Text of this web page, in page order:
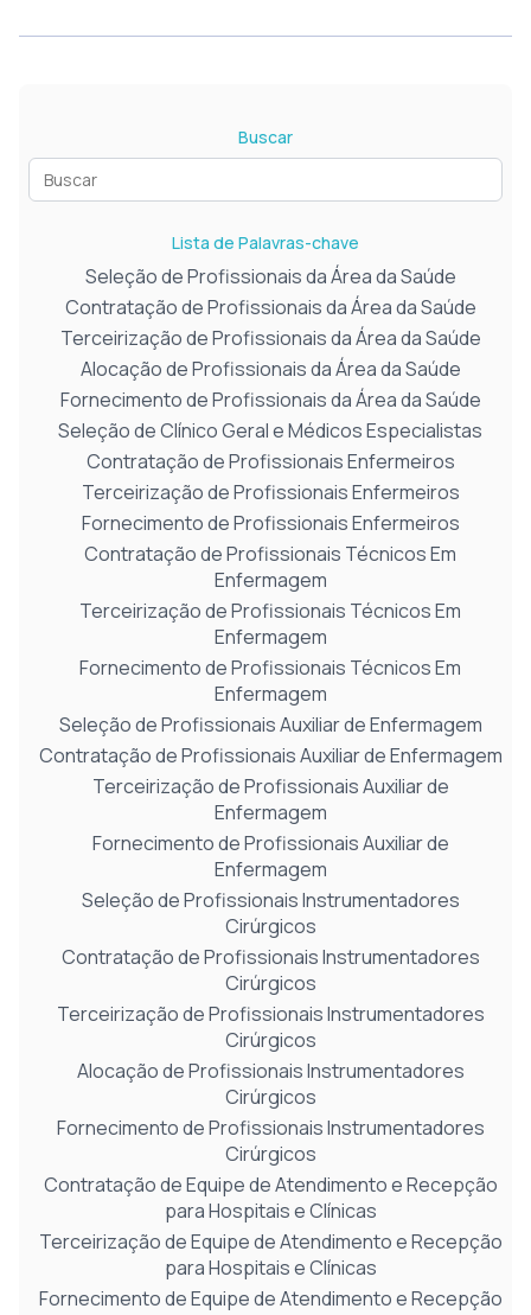
Buscar
Lista de Palavras-chave
Seleção de Profissionais da Área da Saúde
Contratação de Profissionais da Área da Saúde
Terceirização de Profissionais da Área da Saúde
Alocação de Profissionais da Área da Saúde
Fornecimento de Profissionais da Área da Saúde
Seleção de Clínico Geral e Médicos Especialistas
Contratação de Profissionais Enfermeiros
Terceirização de Profissionais Enfermeiros
Fornecimento de Profissionais Enfermeiros
Contratação de Profissionais Técnicos Em
Enfermagem
Terceirização de Profissionais Técnicos Em
Enfermagem
Fornecimento de Profissionais Técnicos Em
Enfermagem
Seleção de Profissionais Auxiliar de Enfermagem
Contratação de Profissionais Auxiliar de Enfermagem
Terceirização de Profissionais Auxiliar de
Enfermagem
Fornecimento de Profissionais Auxiliar de
Enfermagem
Seleção de Profissionais Instrumentadores
Cirúrgicos
Contratação de Profissionais Instrumentadores
Cirúrgicos
Terceirização de Profissionais Instrumentadores
Cirúrgicos
Alocação de Profissionais Instrumentadores
Cirúrgicos
Fornecimento de Profissionais Instrumentadores
Cirúrgicos
Contratação de Equipe de Atendimento e Recepção
para Hospitais e Clínicas
Terceirização de Equipe de Atendimento e Recepção
para Hospitais e Clínicas
Fornecimento de Equipe de Atendimento e Recepção